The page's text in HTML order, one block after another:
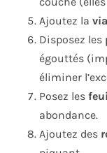
Ajoutez la
Disposez les
égouttés
éliminer
Posez les
abondance.
Ajoutez des